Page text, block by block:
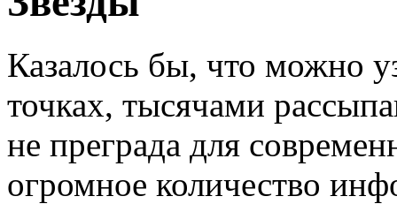
Казалось бы, что можно
точках, тысячами
не преграда для
огромное количество